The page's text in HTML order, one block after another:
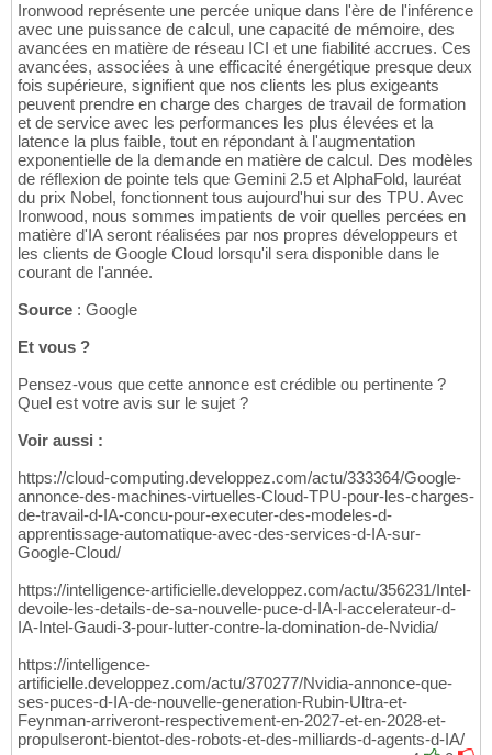
Ironwood représente une percée unique dans l'ère de l'inférence
avec une puissance de calcul, une capacité de mémoire, des
avancées en matière de réseau ICI et une fiabilité accrues. Ces
avancées, associées à une efficacité énergétique presque deux
fois supérieure, signifient que nos clients les plus exigeants
peuvent prendre en charge des charges de travail de formation
et de service avec les performances les plus élevées et la
latence la plus faible, tout en répondant à l'augmentation
exponentielle de la demande en matière de calcul. Des modèles
de réflexion de pointe tels que Gemini 2.5 et AlphaFold, lauréat
du prix Nobel, fonctionnent tous aujourd'hui sur des TPU. Avec
Ironwood, nous sommes impatients de voir quelles percées en
matière d'IA seront réalisées par nos propres développeurs et
les clients de Google Cloud lorsqu'il sera disponible dans le
courant de l'année.
Source : Google
Et vous ?
Pensez-vous que cette annonce est crédible ou pertinente ?
Quel est votre avis sur le sujet ?
Voir aussi :
https://cloud-computing.developpez.com/actu/333364/Google-
annonce-des-machines-virtuelles-Cloud-TPU-pour-les-charges-
de-travail-d-IA-concu-pour-executer-des-modeles-d-
apprentissage-automatique-avec-des-services-d-IA-sur-
Google-Cloud/
https://intelligence-artificielle.developpez.com/actu/356231/Intel-
devoile-les-details-de-sa-nouvelle-puce-d-IA-l-accelerateur-d-
IA-Intel-Gaudi-3-pour-lutter-contre-la-domination-de-Nvidia/
https://intelligence-
artificielle.developpez.com/actu/370277/Nvidia-annonce-que-
ses-puces-d-IA-de-nouvelle-generation-Rubin-Ultra-et-
Feynman-arriveront-respectivement-en-2027-et-en-2028-et-
propulseront-bientot-des-robots-et-des-milliards-d-agents-d-IA/